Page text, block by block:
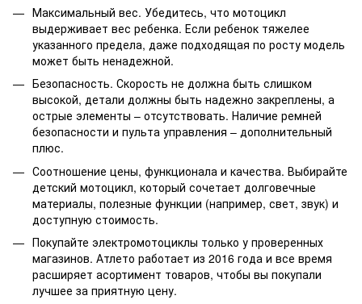
Максимальный вес. Убедитесь, что мотоцикл
выдерживает вес ребенка. Если ребенок тяжелее
указанного предела, даже подходящая по росту модель
может быть ненадежной.
Безопасность. Скорость не должна быть слишком
высокой, детали должны быть надежно закреплены, а
острые элементы – отсутствовать. Наличие ремней
безопасности и пульта управления – дополнительный
плюс.
Соотношение цены, функционала и качества. Выбирайте
детский мотоцикл, который сочетает долговечные
материалы, полезные функции (например, свет, звук) и
доступную стоимость.
Покупайте электромотоциклы только у проверенных
магазинов. Атлето работает из 2016 года и все время
расширяет асортимент товаров, чтобы вы покупали
лучшее за приятную цену.